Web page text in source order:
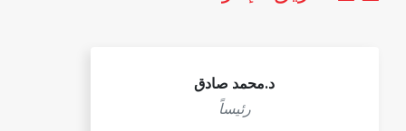
د.محمد صادق
رئيساً